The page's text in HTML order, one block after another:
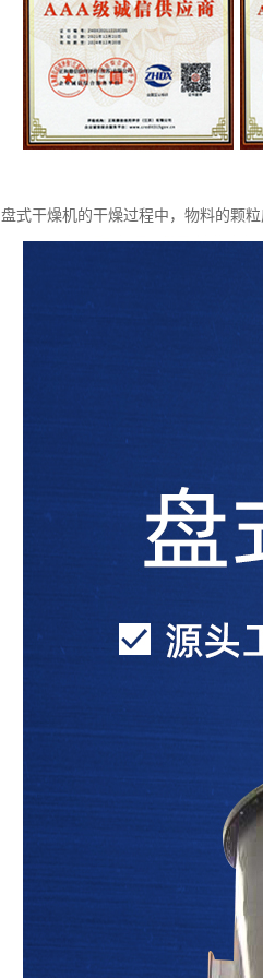
盘式干燥机的干燥过程中，物料的颗